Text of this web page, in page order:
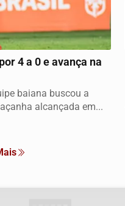
4 a 0 e avança na
baiana buscou a
alcançada em...